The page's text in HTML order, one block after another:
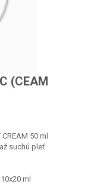
(CEAM
CREAM 50 ml
suchú pleť.
ml